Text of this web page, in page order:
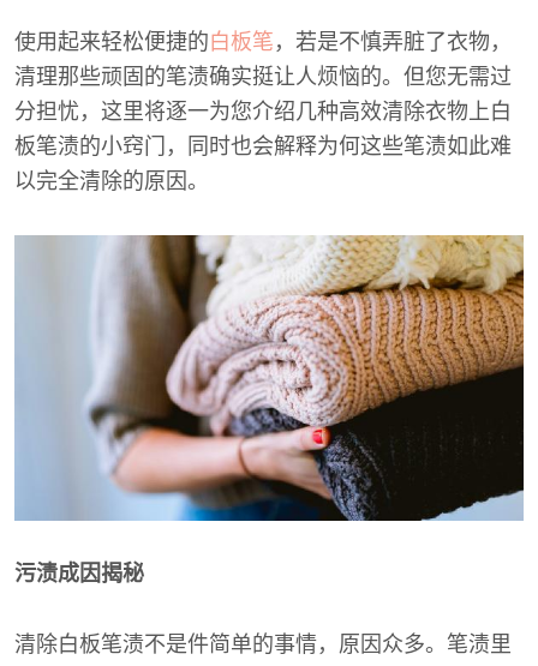
使用起来轻松便捷的白板笔 ，若是不慎弄脏了衣物，
清理那些顽固的笔渍确实挺让人烦恼的。但您无需过
分担忧，这里将逐一为您介绍几种高效清除衣物上白
板笔渍的小窍门，同时也会解释为何这些笔渍如此难
以完全清除的原因。
污渍成因揭秘
清除白板笔渍不是件简单的事情，原因众多。笔渍里